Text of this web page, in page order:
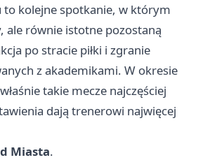
to kolejne spotkanie, w którym
ale równie istotne pozostaną
po stracie piłki i zgranie
z akademikami. W okresie
takie mecze najczęściej
dają trenerowi najwięcej
Miasta.